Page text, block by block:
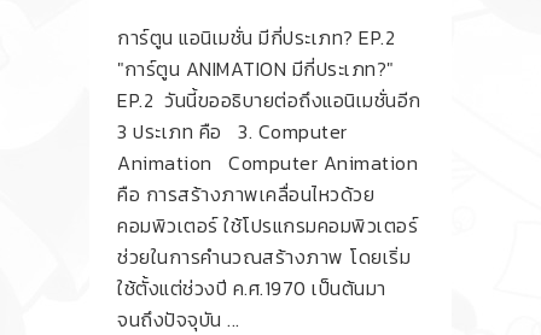
การ์ตูน แอนิเมชั่น มีกี่ประเภท? EP.2
"การ์ตูน ANIMATION มีกี่ประเภท?"
EP.2 วันนี้ขออธิบายต่อถึงแอนิเมชั่นอีก
3 ประเภท คือ 3. Computer
Animation Computer Animation
คือ การสร้างภาพเคลื่อนไหวด้วย
คอมพิวเตอร์ ใช้โปรแกรมคอมพิวเตอร์
ช่วยในการคำนวณสร้างภาพ โดยเริ่ม
ใช้ตั้งแต่ช่วงปี ค.ศ.1970 เป็นต้นมา
จนถึงปัจจุบัน ...